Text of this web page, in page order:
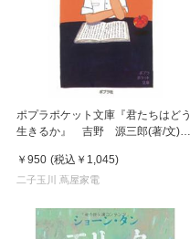
ポプラポケット文庫『君たちはどう
生きるか』 吉野 源三郎(著/文)
￥950 (税込 ￥1,045)
二子玉川 蔦屋家電